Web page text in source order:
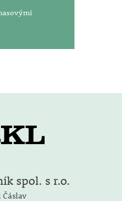
spol. s r.o.
Čáslav